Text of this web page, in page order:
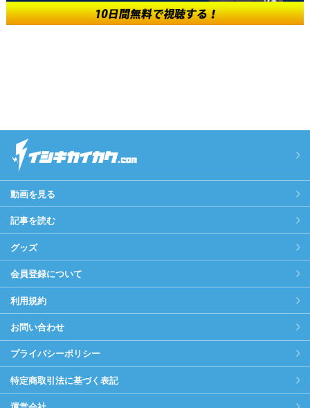
動画を見る
記事を読む
グッズ
会員登録について
利用規約
お問い合わせ
プライバシーポリシー
特定商取引法に基づく表記